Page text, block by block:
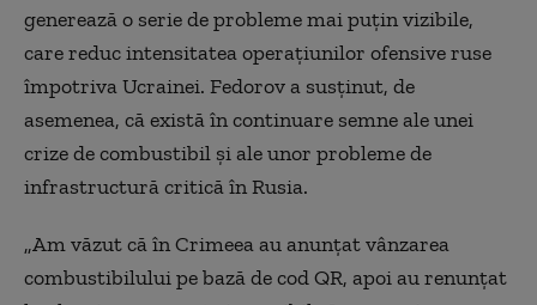
generează o serie de probleme mai puțin vizibile,
care reduc intensitatea operațiunilor ofensive ruse
împotriva Ucrainei. Fedorov a susținut, de
asemenea, că există în continuare semne ale unei
crize de combustibil și ale unor probleme de
infrastructură critică în Rusia.
„Am văzut că în Crimeea au anunțat vânzarea
combustibilului pe bază de cod QR, apoi au renunțat